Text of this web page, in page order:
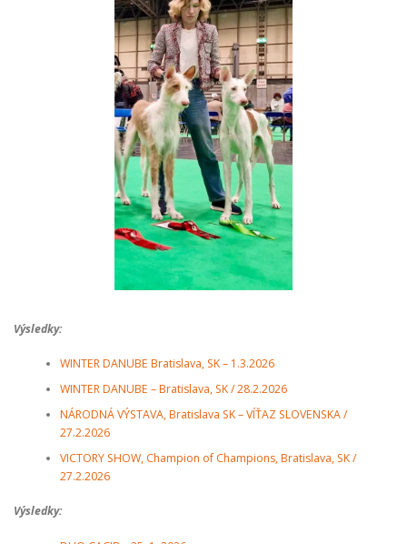
Výsledky:
WINTER DANUBE Bratislava, SK – 1.3.2026
WINTER DANUBE – Bratislava, SK / 28.2.2026
NÁRODNÁ VÝSTAVA, Bratislava SK – VÍŤAZ SLOVENSKA /
27.2.2026
VICTORY SHOW, Champion of Champions, Bratislava, SK /
27.2.2026
Výsledky: